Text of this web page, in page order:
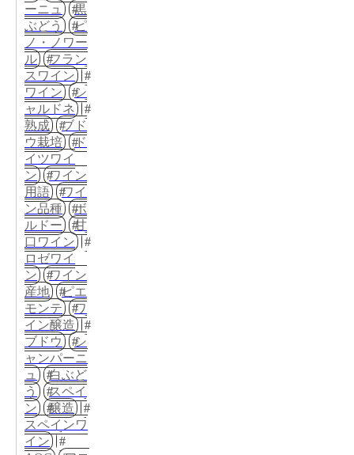
ーニュ
黒
ぶどう
ピ
ノ・ノワー
ル
フラン
スワイン
ワイン
シ
ャルドネ
熟成
ブド
ウ栽培
ド
イツワイ
ン
ワイン
用語
ワイ
ン品種
ボ
ルドー
甘
口ワイン
ロゼワイ
ン
ワイン
産地
ピエ
モンテ
ワ
イン醸造
ブドウ
シ
ャンパーニ
ュ
白ぶど
う
スペイ
ン
醸造
スペインワ
イン